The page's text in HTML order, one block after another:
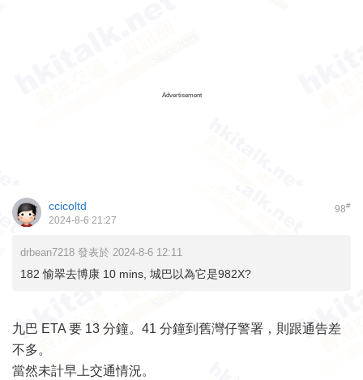
Advertisement
98#
ccicoltd
2024-8-6 21:27
drbean7218 發表於 2024-8-6 12:11
182 愉翠去博康 10 mins, 城巴以為它是982X?
九巴 ETA 要 13 分鐘。41 分鐘到舊灣仔警署，則跟通告差
不多。
當然未計早上交通情況。